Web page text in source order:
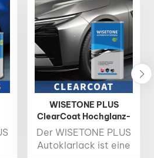
WISETONE PLUS
ClearCoat Hochglanz-
Klarlack für die
Autoreparatur,
schnelltrocknend
Der WISETONE PLUS
Autoklarlack ist eine